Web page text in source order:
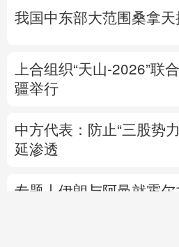
我国中东部大范围桑拿
上合组织“天山-2026”联
疆举行
中方代表：防止“三股势
延渗透
专题丨 伊朗与阿曼就霍